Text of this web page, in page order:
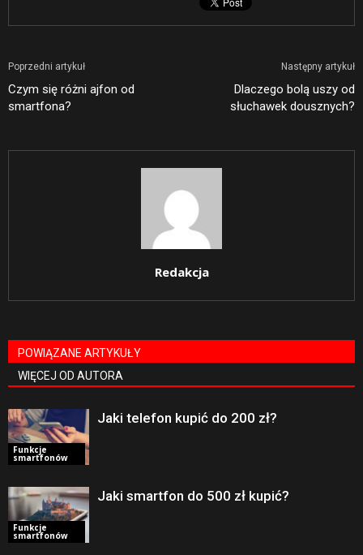
Poprzedni artykuł
Czym się różni ajfon od
smartfona?
Następny artykuł
Dlaczego bolą uszy od
słuchawek dousznych?
Redakcja
POWIĄZANE ARTYKUŁY
WIĘCEJ OD AUTORA
Funkcje
smartfonów
Jaki telefon kupić do 200 zł?
Funkcje
smartfonów
Jaki smartfon do 500 zł kupić?